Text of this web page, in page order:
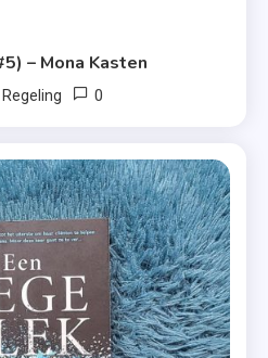
– Mona Kasten
0